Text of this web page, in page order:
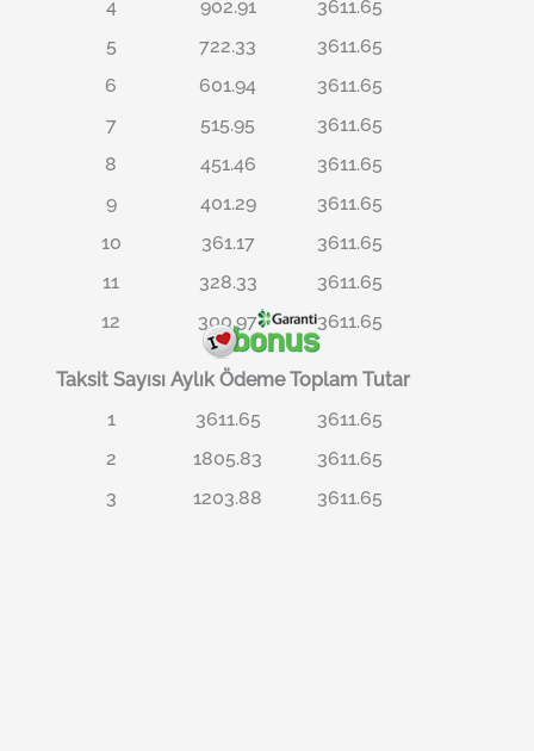
4 902.91
3611.65
5
722.33
3611.65
6
601.94
3611.65
7
515.95
3611.65
8
451.46
3611.65
9
401.29
3611.65
10
361.17
3611.65
11
328.33
3611.65
12
300.97 3611.65
Taksit Sayısı Aylık Ödeme Toplam Tutar
1
3611.65
3611.65
2
1805.83
3611.65
3
1203.88 3611.65